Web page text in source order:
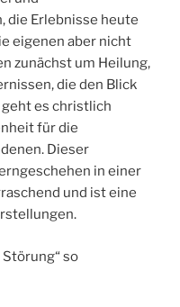
die Erlebnisse heute
eigenen aber nicht
zunächst um Heilung,
die den Blick
es christlich
für die
Dieser
in einer
und ist eine
so